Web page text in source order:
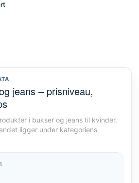
jeans – prisniveau,
i bukser og jeans til kvinder.
ligger under kategoriens